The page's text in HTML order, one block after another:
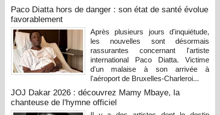
Paco Diatta hors de danger : son état de santé évolue
favorablement
Après plusieurs jours d'inquiétude,
les nouvelles sont désormais
rassurantes concernant l'artiste
international Paco Diatta. Victime
d'un malaise à son arrivée à
l'aéroport de Bruxelles-Charleroi...
JOJ Dakar 2026 : découvrez Mamy Mbaye, la
chanteuse de l'hymne officiel